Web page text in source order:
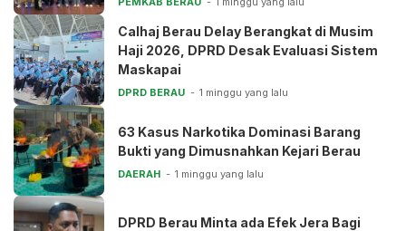
Calhaj Berau Delay Berangkat di Musim
Haji 2026, DPRD Desak Evaluasi Sistem
Maskapai
DPRD BERAU 1 minggu yang lalu
63 Kasus Narkotika Dominasi Barang
Bukti yang Dimusnahkan Kejari Berau
DAERAH 1 minggu yang lalu
DPRD Berau Minta ada Efek Jera Bagi